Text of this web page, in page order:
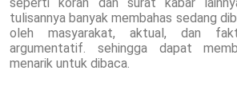
tulisannya banyak membahas sedang
oleh masyarakat, aktual, dan
argumentatif. sehingga dapat
menarik untuk dibaca.